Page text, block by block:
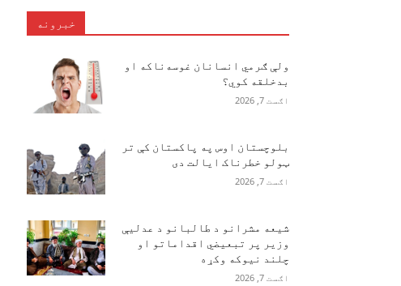
خبرونه
ولې ګرمي انسانان غوسه‌ناکه او
بدخلقه کوي؟
اګست 7, 2026
بلوچستان اوس په پاکستان کې تر
ټولو خطرناک ایالت دی
اګست 7, 2026
شیعه مشرانو د طالبانو د عدلیې
وزیر پر تبعیضي اقداماتو او
چلند نیوکه وکړه
اګست 7, 2026